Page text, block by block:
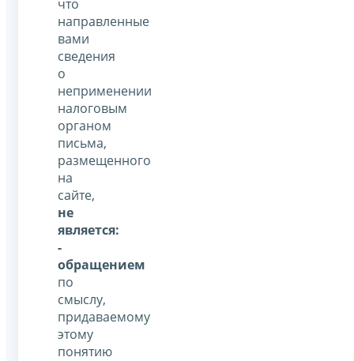
что
направленные
вами
сведения
о
неприменении
налоговым
органом
письма,
размещенного
на
сайте,
не
является:
-
обращением
по
смыслу,
придаваемому
этому
понятию